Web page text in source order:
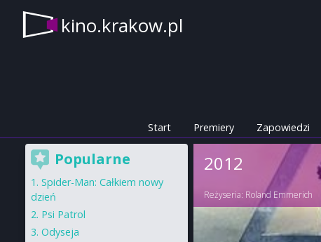
kino.krakow.pl
Start Premiery Zapowiedzi
2012
Reżyseria: Roland Emmerich
Popularne
Spider-Man: Całkiem nowy
dzień
Psi Patrol
Odyseja